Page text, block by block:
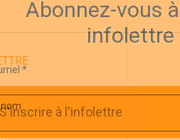
S'inscrire à l'infolettre
Abonnez-vous
infolettre
*